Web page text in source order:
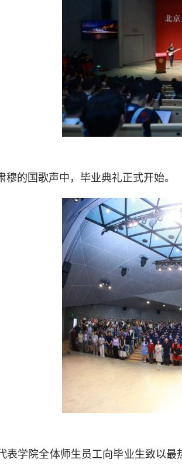
穆的国歌声中，毕业典礼正式开始。
表学院全体师生员工向毕业生致以